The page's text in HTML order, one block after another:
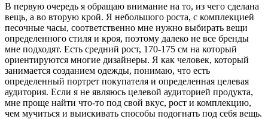
В первую очередь я обращаю внимание на то, из чего сделана
вещь, а во вторую крой. Я небольшого роста, с комплекцией
песочные часы, соответственно мне нужно выбирать вещи
определенного стиля и кроя, поэтому далеко не все бренды
мне подходят. Есть средний рост, 170-175 см на который
ориентируются многие дизайнеры. Я как человек, который
занимается созданием одежды, понимаю, что есть
определенный портрет покупателя и определенная целевая
аудитория. Если я не являюсь целевой аудиторией продукта,
мне проще найти что-то под свой вкус, рост и комплекцию,
чем мучиться и выискивать способы подогнать под себя вещь.